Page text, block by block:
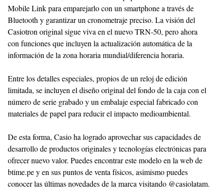
Mobile Link para emparejarlo con un smartphone a través de
Bluetooth y garantizar un cronometraje preciso. La visión del
Casiotron original sigue viva en el nuevo TRN-50, pero ahora
con funciones que incluyen la actualización automática de la
información de la zona horaria mundial/diferencia horaria.
Entre los detalles especiales, propios de un reloj de edición
limitada, se incluyen el diseño original del fondo de la caja con el
número de serie grabado y un embalaje especial fabricado con
materiales de papel para reducir el impacto medioambiental.
De esta forma, Casio ha logrado aprovechar sus capacidades de
desarrollo de productos originales y tecnologías electrónicas para
ofrecer nuevo valor. Puedes encontrar este modelo en la web de
btime.pe y en sus puntos de venta físicos, asimismo puedes
conocer las últimas novedades de la marca visitando @casiolatam.